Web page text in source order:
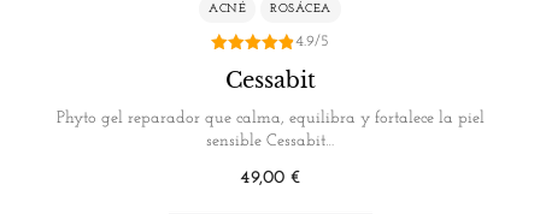
ACNÉ ROSÁCEA
de 5
4.9/5
Cessabit
Phyto gel reparador que calma, equilibra y fortalece la piel
sensible Cessabit…
49,00 €